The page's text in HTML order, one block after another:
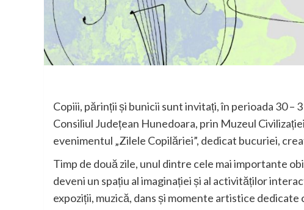
Copiii, părinții și bunicii sunt invitați, în perioada 30 –
Consiliul Județean Hunedoara, prin Muzeul
evenimentul „Zilele Copilăriei”, dedicat bucuriei,
Timp de două zile, unul dintre cele mai importante
deveni un spațiu al imaginației și al activităților
expoziții, muzică, dans și momente artistice